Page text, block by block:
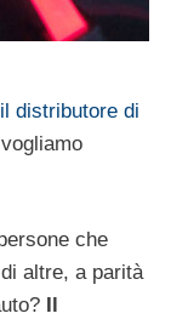
distributore di
che
altre, a parità
Il